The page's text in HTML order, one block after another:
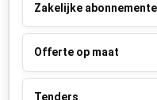
Zakelijke
Offerte op maat
Tenders